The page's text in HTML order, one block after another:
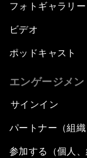
フォトギャラリー
ビデオ
ポッドキャスト
エンゲージメン
サインイン
パートナー（組
参加する（個人、